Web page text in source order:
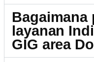
Bagaimana
layanan
GIG area